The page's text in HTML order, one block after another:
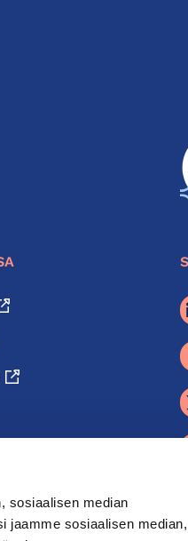
sosiaalisen median
jaamme sosiaalisen median,